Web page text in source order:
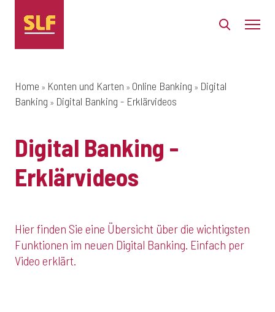
Home Konten und Karten Online Banking
Digital
Banking
Digital Banking - Erklärvideos
Digital Banking -
Erklärvideos
Hier finden Sie eine Übersicht über die wichtigsten
Funktionen im neuen Digital Banking. Einfach per
Video erklärt.